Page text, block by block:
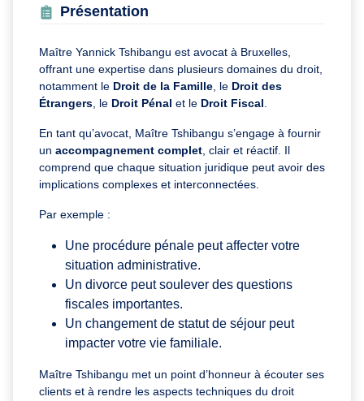
Présentation
Maître Yannick Tshibangu est avocat à Bruxelles,
offrant une expertise dans plusieurs domaines du droit,
notamment le Droit de la Famille, le Droit des
Étrangers, le Droit Pénal et le Droit Fiscal.
En tant qu’avocat, Maître Tshibangu s’engage à fournir
un accompagnement complet, clair et réactif. Il
comprend que chaque situation juridique peut avoir des
implications complexes et interconnectées.
Par exemple :
Une procédure pénale peut affecter votre
situation administrative.
Un divorce peut soulever des questions
fiscales importantes.
Un changement de statut de séjour peut
impacter votre vie familiale.
Maître Tshibangu met un point d’honneur à écouter ses
clients et à rendre les aspects techniques du droit